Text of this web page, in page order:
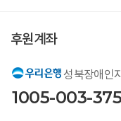
후원계좌
성북장애인
1005-003-